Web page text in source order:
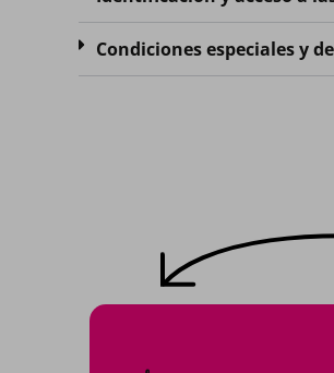
Condiciones especiales y